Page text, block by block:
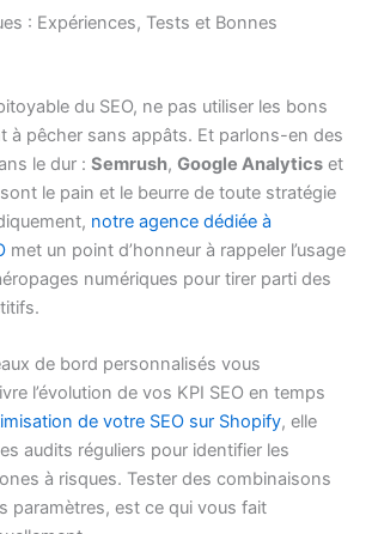
: Expériences, Tests et Bonnes
du SEO, ne pas utiliser les bons
à pêcher sans appâts. Et parlons-en des
le dur : Semrush, Google Analytics et
le pain et le beurre de toute stratégie
notre agence dédiée à
met un point d’honneur à rappeler l’usage
numériques pour tirer parti des
de bord personnalisés vous
l’évolution de vos KPI SEO en temps
de votre SEO sur Shopify, elle
audits réguliers pour identifier les
à risques. Tester des combinaisons
paramètres, est ce qui vous fait